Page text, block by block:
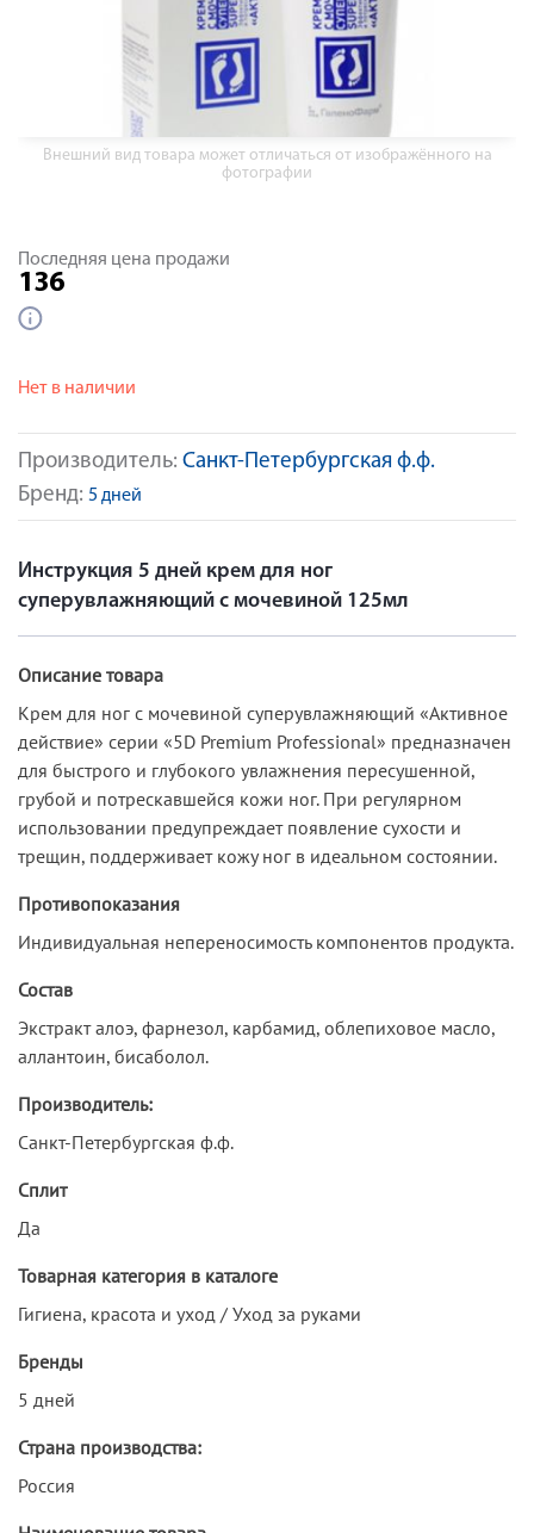
Внешний вид товара может отличаться от изображённого на
фотографии
Производитель: Санкт-Петербургская ф.ф.
Бренд: 5 дней
Последняя цена продажи
136
Нет в наличии
Инструкция 5 дней крем для ног
суперувлажняющий с мочевиной 125мл
Описание товара
Крем для ног с мочевиной суперувлажняющий «Активное
действие» серии «5D Premium Professional» предназначен
для быстрого и глубокого увлажнения пересушенной,
грубой и потрескавшейся кожи ног. При регулярном
использовании предупреждает появление сухости и
трещин, поддерживает кожу ног в идеальном состоянии.
Противопоказания
Индивидуальная непереносимость компонентов продукта.
Состав
Экстракт алоэ, фарнезол, карбамид, облепиховое масло,
аллантоин, бисаболол.
Производитель:
Санкт-Петербургская ф.ф.
Сплит
Да
Товарная категория в каталоге
Гигиена, красота и уход / Уход за руками
Бренды
5 дней
Страна производства:
Россия